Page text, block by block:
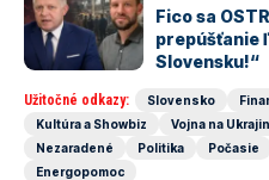
Fico sa
prepúšťanie
Slovensku!“
Užitočné odkazy: Slovensko
Kultúra a Showbiz
Vojna na
Nezaradené
Politika Počasie
Energopomoc